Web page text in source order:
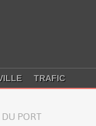
TRAFIC
PORT